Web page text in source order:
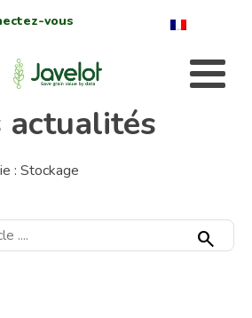
vous
actualités
: Stockage
search